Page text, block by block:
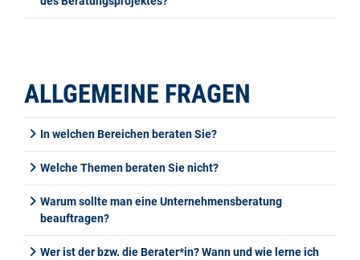
ALLGEMEINE FRAGEN
In welchen Bereichen beraten Sie?
Welche Themen beraten Sie nicht?
Warum sollte man eine Unternehmensberatung
beauftragen?
Wer ist der bzw. die Berater*in? Wann und wie lerne ich